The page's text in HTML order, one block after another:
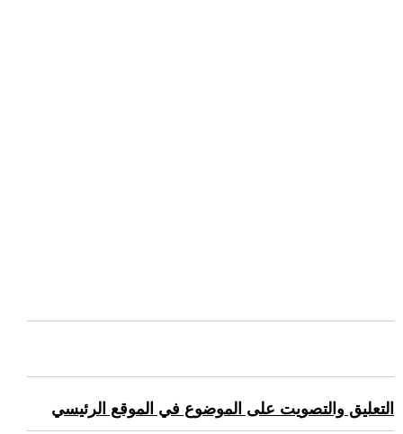
التعليق والتصويت على الموضوع في الموقع الرئيسي